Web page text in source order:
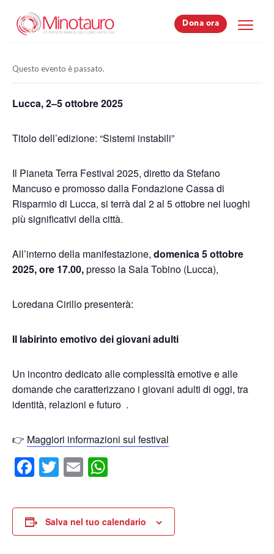
Dona ora
Dona ora
Questo evento è passato.
Lucca, 2–5 ottobre 2025
Titolo dell’edizione: “Sistemi instabili”
Il Pianeta Terra Festival 2025, diretto da Stefano
Mancuso e promosso dalla Fondazione Cassa di
Risparmio di Lucca, si terrà dal 2 al 5 ottobre nei luoghi
più significativi della città.
All’interno della manifestazione, domenica 5 ottobre
2025, ore 17.00,presso la Sala Tobino (Lucca),
Loredana Cirillo presenterà:
Il labirinto emotivo dei giovani adulti
Un incontro dedicato alle complessità emotive e alle
domande che caratterizzano i giovani adulti di oggi, tra
identità, relazioni e futuro .
👉 Maggiori informazioni sul festival
Facebook
Twitter
Email
Salva nel tuo calendario